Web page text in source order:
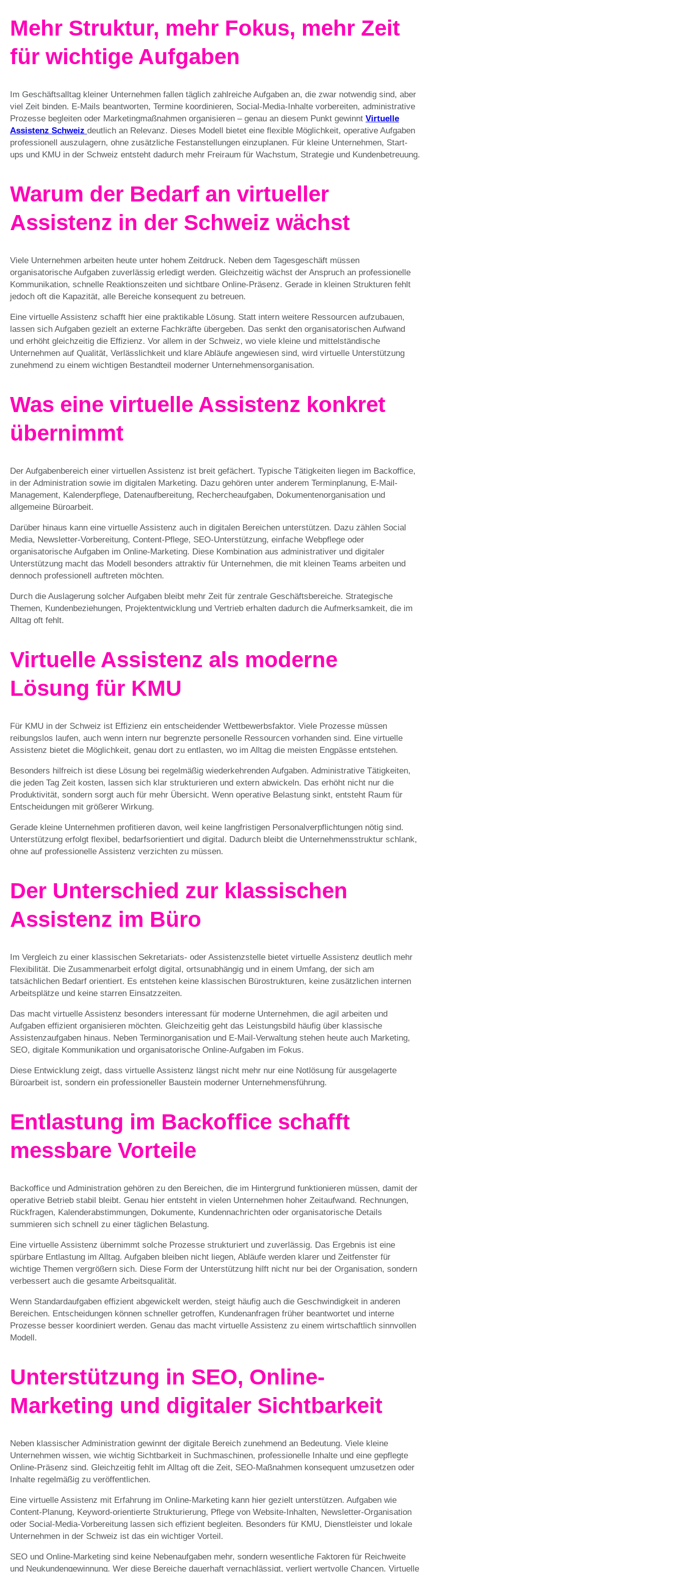
Mehr Struktur, mehr Fokus, mehr Zeit
für wichtige Aufgaben
Im Geschäftsalltag kleiner Unternehmen fallen täglich zahlreiche Aufgaben an, die zwar notwendig sind, aber
viel Zeit binden. E-Mails beantworten, Termine koordinieren, Social-Media-Inhalte vorbereiten, administrative
Prozesse begleiten oder Marketingmaßnahmen organisieren – genau an diesem Punkt gewinnt Virtuelle
Assistenz Schweiz deutlich an Relevanz. Dieses Modell bietet eine flexible Möglichkeit, operative Aufgaben
professionell auszulagern, ohne zusätzliche Festanstellungen einzuplanen. Für kleine Unternehmen, Start-
ups und KMU in der Schweiz entsteht dadurch mehr Freiraum für Wachstum, Strategie und Kundenbetreuung.
Warum der Bedarf an virtueller
Assistenz in der Schweiz wächst
Viele Unternehmen arbeiten heute unter hohem Zeitdruck. Neben dem Tagesgeschäft müssen
organisatorische Aufgaben zuverlässig erledigt werden. Gleichzeitig wächst der Anspruch an professionelle
Kommunikation, schnelle Reaktionszeiten und sichtbare Online-Präsenz. Gerade in kleinen Strukturen fehlt
jedoch oft die Kapazität, alle Bereiche konsequent zu betreuen.
Eine virtuelle Assistenz schafft hier eine praktikable Lösung. Statt intern weitere Ressourcen aufzubauen,
lassen sich Aufgaben gezielt an externe Fachkräfte übergeben. Das senkt den organisatorischen Aufwand
und erhöht gleichzeitig die Effizienz. Vor allem in der Schweiz, wo viele kleine und mittelständische
Unternehmen auf Qualität, Verlässlichkeit und klare Abläufe angewiesen sind, wird virtuelle Unterstützung
zunehmend zu einem wichtigen Bestandteil moderner Unternehmensorganisation.
Was eine virtuelle Assistenz konkret
übernimmt
Der Aufgabenbereich einer virtuellen Assistenz ist breit gefächert. Typische Tätigkeiten liegen im Backoffice,
in der Administration sowie im digitalen Marketing. Dazu gehören unter anderem Terminplanung, E-Mail-
Management, Kalenderpflege, Datenaufbereitung, Rechercheaufgaben, Dokumentenorganisation und
allgemeine Büroarbeit.
Darüber hinaus kann eine virtuelle Assistenz auch in digitalen Bereichen unterstützen. Dazu zählen Social
Media, Newsletter-Vorbereitung, Content-Pflege, SEO-Unterstützung, einfache Webpflege oder
organisatorische Aufgaben im Online-Marketing. Diese Kombination aus administrativer und digitaler
Unterstützung macht das Modell besonders attraktiv für Unternehmen, die mit kleinen Teams arbeiten und
dennoch professionell auftreten möchten.
Durch die Auslagerung solcher Aufgaben bleibt mehr Zeit für zentrale Geschäftsbereiche. Strategische
Themen, Kundenbeziehungen, Projektentwicklung und Vertrieb erhalten dadurch die Aufmerksamkeit, die im
Alltag oft fehlt.
Virtuelle Assistenz als moderne
Lösung für KMU
Für KMU in der Schweiz ist Effizienz ein entscheidender Wettbewerbsfaktor. Viele Prozesse müssen
reibungslos laufen, auch wenn intern nur begrenzte personelle Ressourcen vorhanden sind. Eine virtuelle
Assistenz bietet die Möglichkeit, genau dort zu entlasten, wo im Alltag die meisten Engpässe entstehen.
Besonders hilfreich ist diese Lösung bei regelmäßig wiederkehrenden Aufgaben. Administrative Tätigkeiten,
die jeden Tag Zeit kosten, lassen sich klar strukturieren und extern abwickeln. Das erhöht nicht nur die
Produktivität, sondern sorgt auch für mehr Übersicht. Wenn operative Belastung sinkt, entsteht Raum für
Entscheidungen mit größerer Wirkung.
Gerade kleine Unternehmen profitieren davon, weil keine langfristigen Personalverpflichtungen nötig sind.
Unterstützung erfolgt flexibel, bedarfsorientiert und digital. Dadurch bleibt die Unternehmensstruktur schlank,
ohne auf professionelle Assistenz verzichten zu müssen.
Der Unterschied zur klassischen
Assistenz im Büro
Im Vergleich zu einer klassischen Sekretariats- oder Assistenzstelle bietet virtuelle Assistenz deutlich mehr
Flexibilität. Die Zusammenarbeit erfolgt digital, ortsunabhängig und in einem Umfang, der sich am
tatsächlichen Bedarf orientiert. Es entstehen keine klassischen Bürostrukturen, keine zusätzlichen internen
Arbeitsplätze und keine starren Einsatzzeiten.
Das macht virtuelle Assistenz besonders interessant für moderne Unternehmen, die agil arbeiten und
Aufgaben effizient organisieren möchten. Gleichzeitig geht das Leistungsbild häufig über klassische
Assistenzaufgaben hinaus. Neben Terminorganisation und E-Mail-Verwaltung stehen heute auch Marketing,
SEO, digitale Kommunikation und organisatorische Online-Aufgaben im Fokus.
Diese Entwicklung zeigt, dass virtuelle Assistenz längst nicht mehr nur eine Notlösung für ausgelagerte
Büroarbeit ist, sondern ein professioneller Baustein moderner Unternehmensführung.
Entlastung im Backoffice schafft
messbare Vorteile
Backoffice und Administration gehören zu den Bereichen, die im Hintergrund funktionieren müssen, damit der
operative Betrieb stabil bleibt. Genau hier entsteht in vielen Unternehmen hoher Zeitaufwand. Rechnungen,
Rückfragen, Kalenderabstimmungen, Dokumente, Kundennachrichten oder organisatorische Details
summieren sich schnell zu einer täglichen Belastung.
Eine virtuelle Assistenz übernimmt solche Prozesse strukturiert und zuverlässig. Das Ergebnis ist eine
spürbare Entlastung im Alltag. Aufgaben bleiben nicht liegen, Abläufe werden klarer und Zeitfenster für
wichtige Themen vergrößern sich. Diese Form der Unterstützung hilft nicht nur bei der Organisation, sondern
verbessert auch die gesamte Arbeitsqualität.
Wenn Standardaufgaben effizient abgewickelt werden, steigt häufig auch die Geschwindigkeit in anderen
Bereichen. Entscheidungen können schneller getroffen, Kundenanfragen früher beantwortet und interne
Prozesse besser koordiniert werden. Genau das macht virtuelle Assistenz zu einem wirtschaftlich sinnvollen
Modell.
Unterstützung in SEO, Online-
Marketing und digitaler Sichtbarkeit
Neben klassischer Administration gewinnt der digitale Bereich zunehmend an Bedeutung. Viele kleine
Unternehmen wissen, wie wichtig Sichtbarkeit in Suchmaschinen, professionelle Inhalte und eine gepflegte
Online-Präsenz sind. Gleichzeitig fehlt im Alltag oft die Zeit, SEO-Maßnahmen konsequent umzusetzen oder
Inhalte regelmäßig zu veröffentlichen.
Eine virtuelle Assistenz mit Erfahrung im Online-Marketing kann hier gezielt unterstützen. Aufgaben wie
Content-Planung, Keyword-orientierte Strukturierung, Pflege von Website-Inhalten, Newsletter-Organisation
oder Social-Media-Vorbereitung lassen sich effizient begleiten. Besonders für KMU, Dienstleister und lokale
Unternehmen in der Schweiz ist das ein wichtiger Vorteil.
SEO und Online-Marketing sind keine Nebenaufgaben mehr, sondern wesentliche Faktoren für Reichweite
und Neukundengewinnung. Wer diese Bereiche dauerhaft vernachlässigt, verliert wertvolle Chancen. Virtuelle